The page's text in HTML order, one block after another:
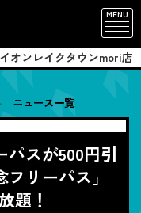
MENU
イオンレイクタウンmori店
ニュース一覧
スが500円引
リーパス」
題！